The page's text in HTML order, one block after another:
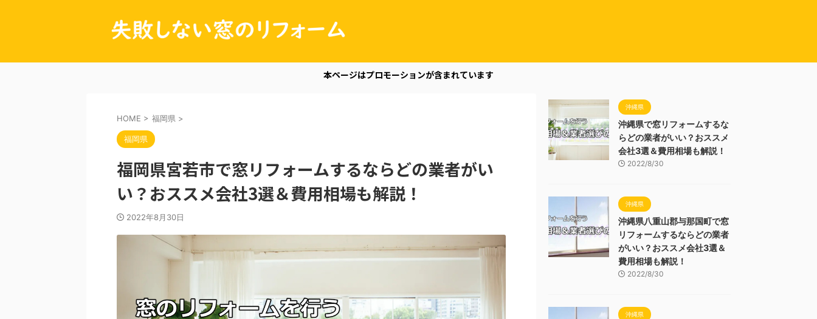
本ページはプロモーションが含まれています
HOME > 福岡県 >
福岡県
福岡県宮若市で窓リフォームするならどの業者がい
い？おススメ会社3選＆費用相場も解説！
2022年8月30日
沖縄県
沖縄県で窓リフォームするな
らどの業者がいい？おススメ
会社3選＆費用相場も解説！
2022/8/30
沖縄県
沖縄県八重山郡与那国町で窓
リフォームするならどの業者
がいい？おススメ会社3選＆
費用相場も解説！
2022/8/30
沖縄県